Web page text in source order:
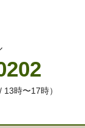
時〜17時）